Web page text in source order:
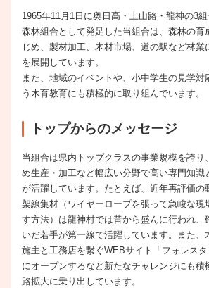
1965年11月1日に奥日高・上山路・龍神の3
森林組合として発足した当組合は、森林の育
じめ、製材加工、木材市場、道の駅など林業
を展開しています。
また、地域のイベントや、小中学生の見学対
う木育教育にも積極的に取り組んでいます。
トップからのメッセージ
当組合は県内トップクラスの事業規模を誇り
め生産・加工など幅広い分野で高い専門知識
が活躍しています。たとえば、近年再評価の
架線集材（ワイヤーロープを張って急峻な現
す方法）は龍神村では昔から盛んに行われ、
いだ若手が第一線で活躍しています。また、
施主と工務店を繋ぐWEBサイト「フォレス
にオープンするなど新たなチャレンジにも積
路拡大に乗り出しています。